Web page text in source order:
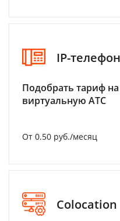
IP-
Подобрать тариф
виртуальную АТС
От 0.50 руб./месяц
Colocation